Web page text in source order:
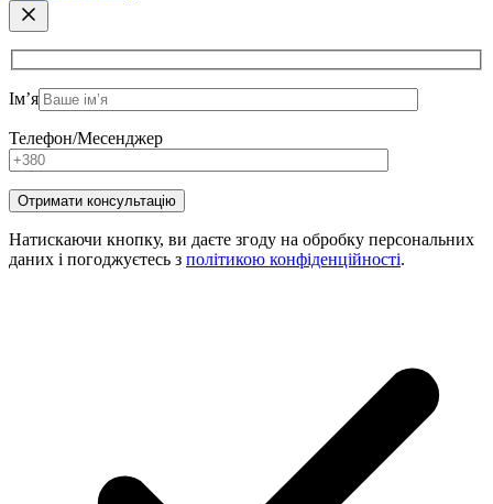
Ім’я
Телефон/Месенджер
Натискаючи кнопку, ви даєте згоду на обробку персональних
даних і погоджуєтесь з політикою конфіденційності.